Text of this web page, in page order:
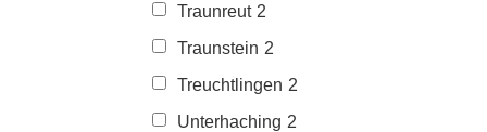
Traunreut 2
Traunstein 2
Treuchtlingen 2
Unterhaching 2